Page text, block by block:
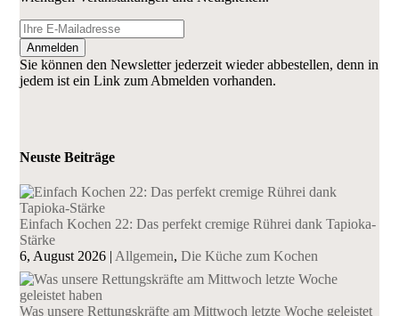
Anmelden
Sie können den Newsletter jederzeit wieder abbestellen, denn in
jedem ist ein Link zum Abmelden vorhanden.
Neuste Beiträge
Einfach Kochen 22: Das perfekt cremige Rührei dank Tapioka-
Stärke
6, August 2026 | Allgemein,Die Küche zum Kochen
Was unsere Rettungskräfte am Mittwoch letzte Woche geleistet